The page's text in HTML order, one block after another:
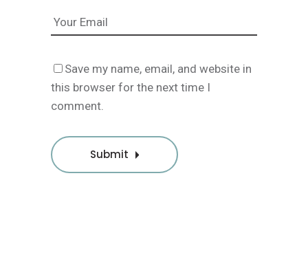
Save my name, email, and website in
this browser for the next time I
comment.
Submit